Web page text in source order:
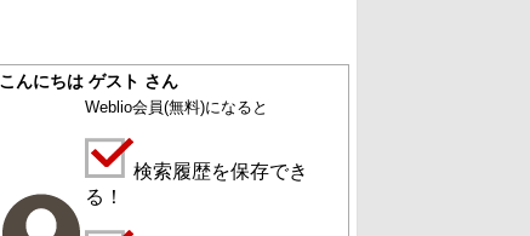
こんにちは ゲスト さん
Weblio会員(無料)になると
検索履歴を保存でき
る！